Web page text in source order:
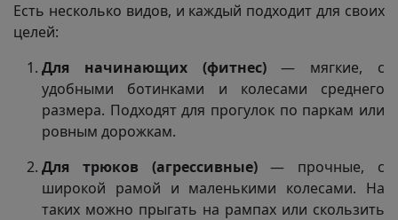
Есть несколько видов, и каждый подходит для своих
целей:
Для начинающих (фитнес)— мягкие, с
удобными ботинками и колесами среднего
размера. Подходят для прогулок по паркам или
ровным дорожкам.
Для трюков (агрессивные)— прочные, с
широкой рамой и маленькими колесами. На
таких можно прыгать на рампах или скользить